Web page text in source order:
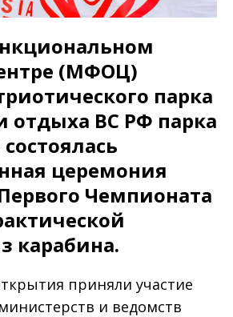
(МФОЦ)
парка
отдыха ВС РФ парка
церемония
Чемпионата
карабина.
приняли участие
и ведомств